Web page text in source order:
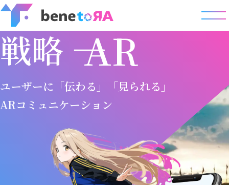
戦略 AR
ユーザーに「伝わる」「見られる」
ARコミュニケーション